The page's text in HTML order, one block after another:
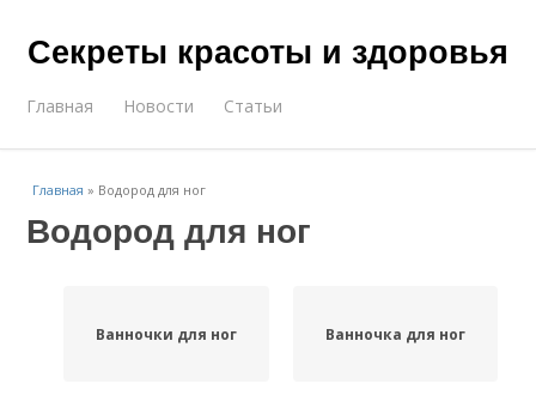
Секреты красоты и здоровья
Главная Новости Статьи
Главная » Водород для ног
Водород для ног
Ванночки для ног Ванночка для ног